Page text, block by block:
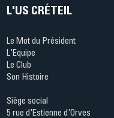
L'US CRÉTEIL
Le Mot du Président
L'Equipe
Le Club
Son Histoire
Siège social
5 rue d'Estienne d'Orves